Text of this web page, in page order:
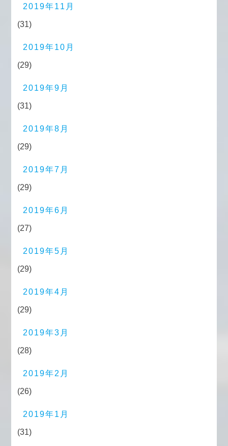
2019年11月
(31)
2019年10月
(29)
2019年9月
(31)
2019年8月
(29)
2019年7月
(29)
2019年6月
(27)
2019年5月
(29)
2019年4月
(29)
2019年3月
(28)
2019年2月
(26)
2019年1月
(31)